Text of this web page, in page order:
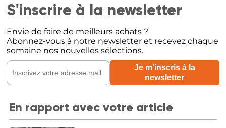
S'inscrire à la newsletter
Envie de faire de meilleurs achats ?
Abonnez-vous à notre newsletter et recevez chaque
semaine nos nouvelles sélections.
En rapport avec votre article